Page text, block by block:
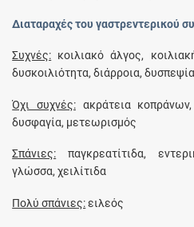
Διαταραχές του γαστρεντερικού
Συχνές: κοιλιακό άλγος,
δυσκοιλιότητα, διάρροια,
Όχι συχνές:ακράτεια κοπράνων,
δυσφαγία, μετεωρισμός
Σπάνιες: παγκρεατίτιδα,
γλώσσα, χειλίτιδα
Πολύ σπάνιες:ειλεός